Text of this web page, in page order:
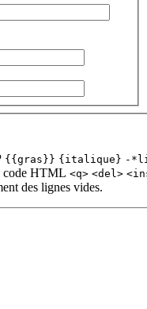
{{gras}} {italique} -
code HTML <q> <del>
des lignes vides.